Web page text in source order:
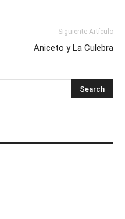
Siguiente Artículo
Aniceto y La Culebra